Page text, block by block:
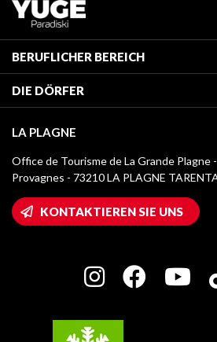
BERUFLICHER BEREICH
Mitglied des Fremdenverkehrsamtes
Klassifizierung von Möbeln
Kurtaxe
Mediathek
Logos La Plagne
Wifi-Zugang
Haus der Eigentümer
Charta der Engagierten Akteure
DIE DÖRFER
Montchavin - Les Coches
Champagny-en-Vanoise
Plagne 1800
Plagne Villages
LA PLAGNE
Office de Tourisme de La Grande Plagne
Provagnes - 73210 LA PLAGNE
KONTAKTIEREN SIE UNS